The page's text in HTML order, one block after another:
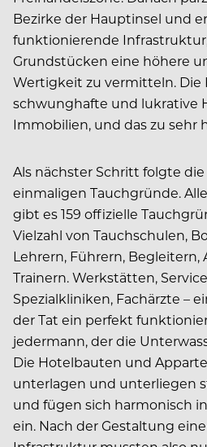
Bezirke der Hauptinsel und
funktionierende
Grundstücken eine höhere
Wertigkeit zu vermitteln. Die
schwunghafte und lukrative
Immobilien, und das zu sehr
Als nächster Schritt folgte
einmaligen Tauchgründe.
gibt es 159 offizielle
Vielzahl von Tauchschulen,
Lehrern, Führern, Begleitern,
Trainern. Werkstätten,
Spezialkliniken, Fachärzte –
der Tat ein perfekt
jedermann, der die
Die Hotelbauten und
unterlagen und unterliegen
und fügen sich harmonisch
ein. Nach der Gestaltung